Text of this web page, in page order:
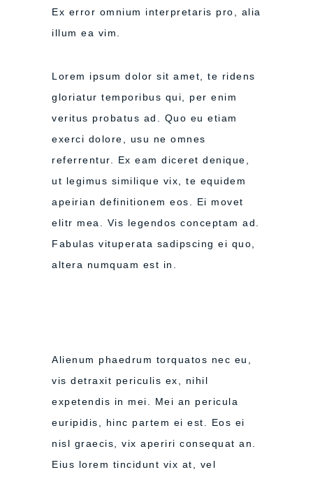
Ex error omnium interpretaris pro, alia
illum ea vim.
Lorem ipsum dolor sit amet, te ridens
gloriatur temporibus qui, per enim
veritus probatus ad. Quo eu etiam
exerci dolore, usu ne omnes
referrentur. Ex eam diceret denique,
ut legimus similique vix, te equidem
apeirian definitionem eos. Ei movet
elitr mea. Vis legendos conceptam ad.
Fabulas vituperata sadipscing ei quo,
altera numquam est in.
Alienum phaedrum torquatos nec eu,
vis detraxit periculis ex, nihil
expetendis in mei. Mei an pericula
euripidis, hinc partem ei est. Eos ei
nisl graecis, vix aperiri consequat an.
Eius lorem tincidunt vix at, vel